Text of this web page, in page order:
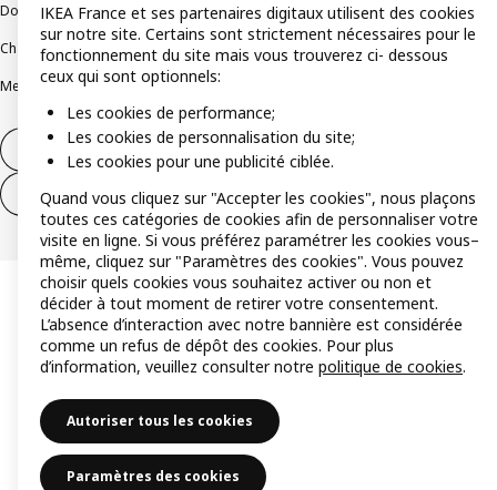
Documents juridiques et informations légales
Charte de protection des donnéesPolitique relative aux cookies
Mentions légalesAlertes fraudeRappel produit
Formulaire de rétractation – produits
Formulaire de rétractation – services
IKEA France et ses partenaires digitaux utilisent des cookies
sur notre site. Certains sont strictement nécessaires pour le
fonctionnement du site mais vous trouverez ci- dessous
ceux qui sont optionnels:
Les cookies de performance;
Les cookies de personnalisation du site;
Les cookies pour une publicité ciblée.
Quand vous cliquez sur "Accepter les cookies", nous plaçons
toutes ces catégories de cookies afin de personnaliser votre
visite en ligne. Si vous préférez paramétrer les cookies vous–
même, cliquez sur "Paramètres des cookies". Vous pouvez
choisir quels cookies vous souhaitez activer ou non et
décider à tout moment de retirer votre consentement.
L’absence d’interaction avec notre bannière est considérée
comme un refus de dépôt des cookies. Pour plus
d’information, veuillez consulter notre politique de cookies.
Autoriser tous les cookies
Paramètres des cookies